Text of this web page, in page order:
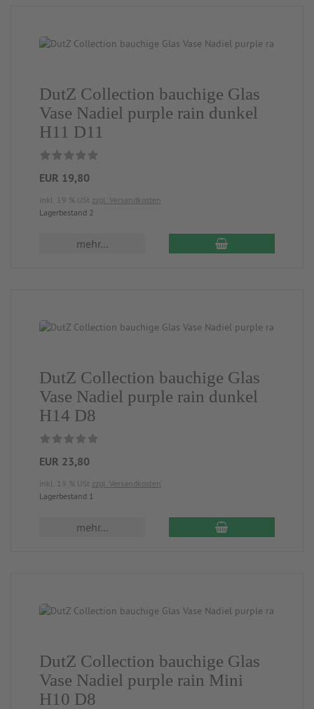
DutZ Collection bauchige Glas
Vase Nadiel purple rain dunkel
H11 D11
EUR 19,80
inkl. 19 % USt zzgl. Versandkosten
Lagerbestand 2
mehr...
DutZ Collection bauchige Glas
Vase Nadiel purple rain dunkel
H14 D8
EUR 23,80
inkl. 19 % USt zzgl. Versandkosten
Lagerbestand 1
mehr...
DutZ Collection bauchige Glas
Vase Nadiel purple rain Mini
H10 D8